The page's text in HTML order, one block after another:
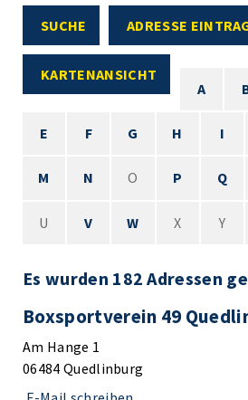
SUCHE ADRESSE
KARTENANSICHT
A
E F G H I
M N O P Q
U V W X Y
Es wurden 182 Adressen
Boxsportverein 49
Am Hange 1
06484 Quedlinburg